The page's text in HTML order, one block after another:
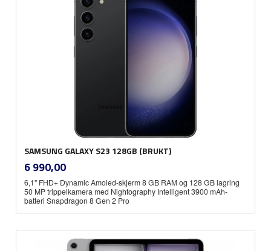
SAMSUNG GALAXY S23 128GB (BRUKT)
Pris
6 990,00mva.
6,1" FHD+ Dynamic Amoled-skjerm 8 GB RAM og 128 GB lagring
50 MP trippelkamera med Nightography Intelligent 3900 mAh-
batteri Snapdragon 8 Gen 2 Pro